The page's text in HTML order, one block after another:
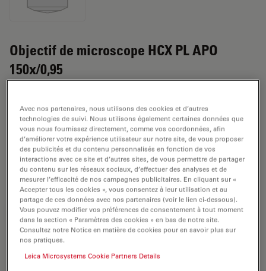
Objectif de microscope HCX PL APO
150x/0,95
L'objectif HCX PL APO 150x/0,95 a un grossissement de
150x et une ouverture numérique de 0,95mm. A utiliser
dans un environnement matériel d'immersion à sec et
fixé avec un fil d'objectif de RMS ayant une distance de
travail libre de 0,2 mm et un FN de 25.
DEMANDE DE DEVIS
Découvrez la solution idéale.
Avec nos partenaires, nous utilisons des cookies et d’autres
technologies de suivi. Nous utilisons également certaines données que
vous nous fournissez directement, comme vos coordonnées, afin
d’améliorer votre expérience utilisateur sur notre site, de vous proposer
des publicités et du contenu personnalisés en fonction de vos
interactions avec ce site et d’autres sites, de vous permettre de partager
du contenu sur les réseaux sociaux, d’effectuer des analyses et de
mesurer l’efficacité de nos campagnes publicitaires. En cliquant sur «
Accepter tous les cookies », vous consentez à leur utilisation et au
partage de ces données avec nos partenaires (voir le lien ci-dessous).
Vous pouvez modifier vos préférences de consentement à tout moment
dans la section « Paramètres des cookies » en bas de notre site.
Consultez notre Notice en matière de cookies pour en savoir plus sur
nos pratiques.
Leica Microsystems Cookie Partners Details